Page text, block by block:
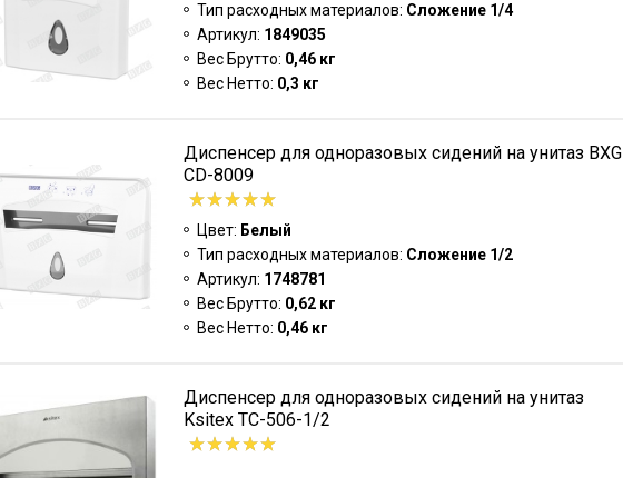
Тип расходных материалов: Сложение 1/4
Артикул: 1849035
Вес Брутто: 0,46 кг
Вес Нетто: 0,3 кг
Диспенсер для одноразовых сидений на унитаз BXG
CD-8009
Цвет: Белый
Тип расходных материалов: Сложение 1/2
Артикул: 1748781
Вес Брутто: 0,62 кг
Вес Нетто: 0,46 кг
Диспенсер для одноразовых сидений на унитаз
Ksitex TC-506-1/2